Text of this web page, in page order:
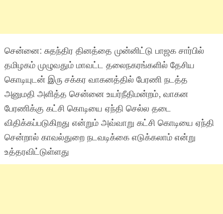
சென்னை: சுதந்திர தினத்தை முன்னிட்டு பாஜக சார்பில்
தமிழகம் முழுவதும் மாவட்ட தலைநகரங்களில் தேசிய
கொடியுடன் இரு சக்கர வாகனத்தில் பேரணி நடத்த
அனுமதி அளித்த சென்னை உயர்நீதிமன்றம், வாகன
பேரணிக்கு கட்சி கொடியை ஏந்தி செல்ல தடை
விதிக்கப்படுகிறது என்றும் அவ்வாறு கட்சி கொடியை ஏந்தி
சென்றால் காவல்துறை நடவடிக்கை எடுக்கலாம் என்று
உத்தரவிட்டுள்ளது